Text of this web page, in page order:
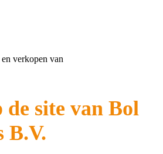
verkopen van
site van Bol
B.V.